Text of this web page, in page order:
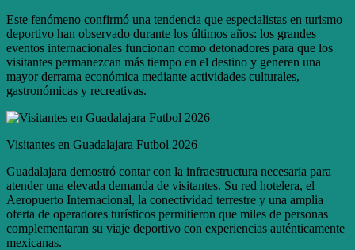
Este fenómeno confirmó una tendencia que especialistas en turismo
deportivo han observado durante los últimos años: los grandes
eventos internacionales funcionan como detonadores para que los
visitantes permanezcan más tiempo en el destino y generen una
mayor derrama económica mediante actividades culturales,
gastronómicas y recreativas.
Visitantes en Guadalajara Futbol 2026
Guadalajara demostró contar con la infraestructura necesaria para
atender una elevada demanda de visitantes. Su red hotelera, el
Aeropuerto Internacional, la conectividad terrestre y una amplia
oferta de operadores turísticos permitieron que miles de personas
complementaran su viaje deportivo con experiencias auténticamente
mexicanas.